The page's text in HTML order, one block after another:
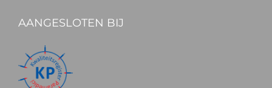
AANGESLOTEN BIJ